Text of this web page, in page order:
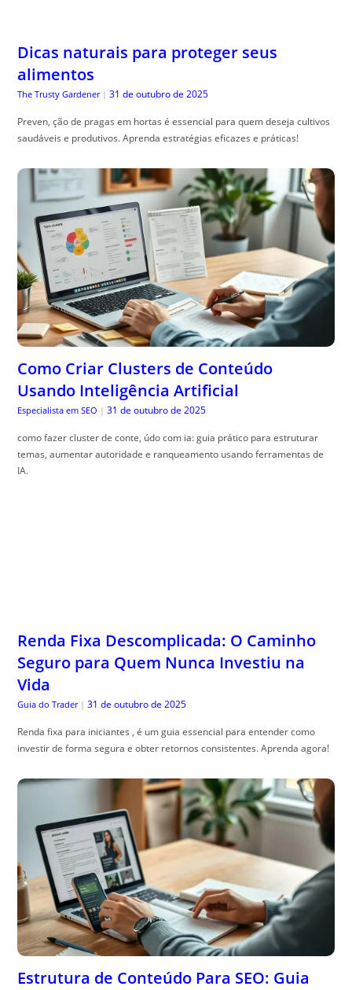
Dicas naturais para proteger seus
alimentos
The Trusty Gardener | 31 de outubro de 2025
Preven, ção de pragas em hortas é essencial para quem deseja cultivos
saudáveis e produtivos. Aprenda estratégias eficazes e práticas!
Como Criar Clusters de Conteúdo
Usando Inteligência Artificial
Especialista em SEO | 31 de outubro de 2025
como fazer cluster de conte, údo com ia: guia prático para estruturar
temas, aumentar autoridade e ranqueamento usando ferramentas de
IA.
Renda Fixa Descomplicada: O Caminho
Seguro para Quem Nunca Investiu na
Vida
Guia do Trader | 31 de outubro de 2025
Renda fixa para iniciantes , é um guia essencial para entender como
investir de forma segura e obter retornos consistentes. Aprenda agora!
Estrutura de Conteúdo Para SEO: Guia